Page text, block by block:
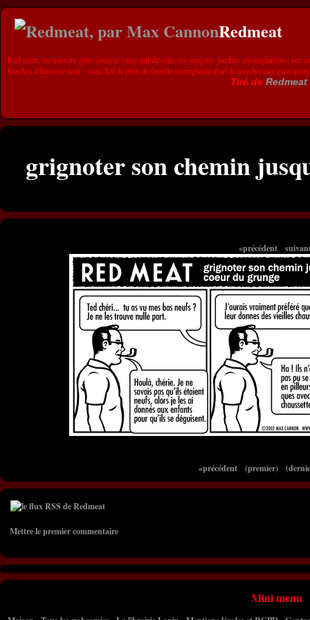
Redmeat
Red meat, un univers gore couleur sang qui dévoile ses longues jambes ensanglantées, ses
touches d'humour noir : avec Ted le père de famille exemplaire, Earl le psycho aux gros
Tiré de Redmeat
grignoter son chemin
«précédent
«précédent (premier)
Mettre le premier commentaire
Mini menu